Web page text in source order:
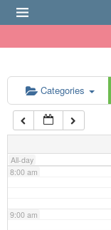
Categories
All-day
6:00 am
7:00 am
8:00 am
9:00 am